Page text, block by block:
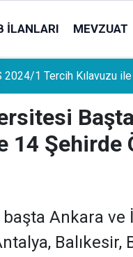
İLANLARI MEVZUAT
Sahipleri İçin Önemli
14 Şehirde
Ankara
Balıkesir,